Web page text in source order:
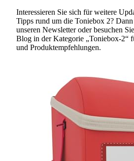
Interessieren Sie sich für weitere
Tipps rund um die Toniebox 2?
unseren Newsletter oder besuchen
Blog in der Kategorie „Toniebox-2“
und Produktempfehlungen.